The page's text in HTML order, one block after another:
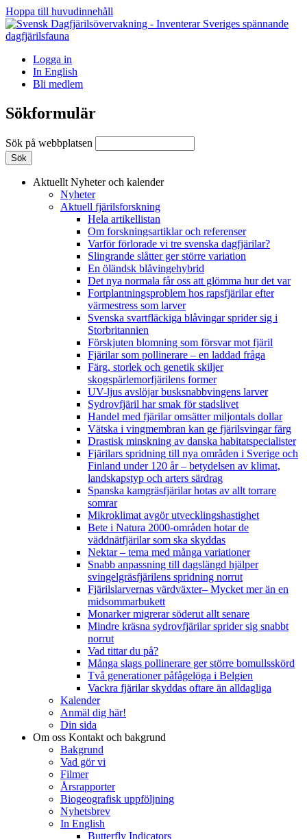
Hoppa till huvudinnehåll
Logga in
In English
Bli medlem
Sökformulär
Sök på webbplatsen
Aktuellt Nyheter och kalender
Nyheter
Aktuell fjärilsforskning
Hela artikellistan
Om forskningsartiklar och referenser
Varför förlorade vi tre svenska dagfjärilar?
Slingrande slåtter ger större variation
En öländsk blåvingehybrid
Det nya normala får oss att glömma hur det var
Fortplantningsproblem hos rapsfjärilar efter
värmestress som larver
Svenska svartfläckiga blåvingar sprider sig i
Storbritannien
Förskjuten blomning som försvar mot fjäril
Fjärilar som pollinerare – en laddad fråga
Färg, storlek och genetik skiljer
skogspärlemorfjärilens former
UV-ljus avslöjar busksnabbvingens larver
Sydrovfjäril har smak för stadslivet
Handel med fjärilar omsätter miljontals dollar
Vätska i vingmembran kan ge fjärilsvingar färg
Drastisk minskning av danska habitatspecialister
Fjärilars spridning till nya områden i Sverige och
Finland under 120 år– betydelsen av klimat,
landskapstyp och arters särdrag
Spanska kamgräsfjärilar hotas av allt torrare
somrar
Mikroklimat avgör utvecklingshastighet
Bete i Natura 2000-områden hotar de
väddnätfjärilar som ska skyddas
Nektar – tema med många variationer
Snabb anpassning till dagslängd hjälper
svingelgräsfjärilens spridning norrut
Fjärilslarvernas värdväxter– Mycket mer än en
midsommarbukett
Monarker migrerar söderut allt senare
Mindre kräsna sydrovfjärilar sprider sig snabbt
norrut
Vad tittar du på?
Många slags pollinerare ger större bomullsskörd
Två generationer påfågelöga i Belgien
Vackra fjärilar skyddas oftare än alldagliga
Kalender
Anmäl dig här!
Din sida
Om oss Kontakt och bakgrund
Bakgrund
Vad gör vi
Filmer
Årsrapporter
Biogeografisk uppföljning
Nyhetsbrev
In English
Butterfly Indicators